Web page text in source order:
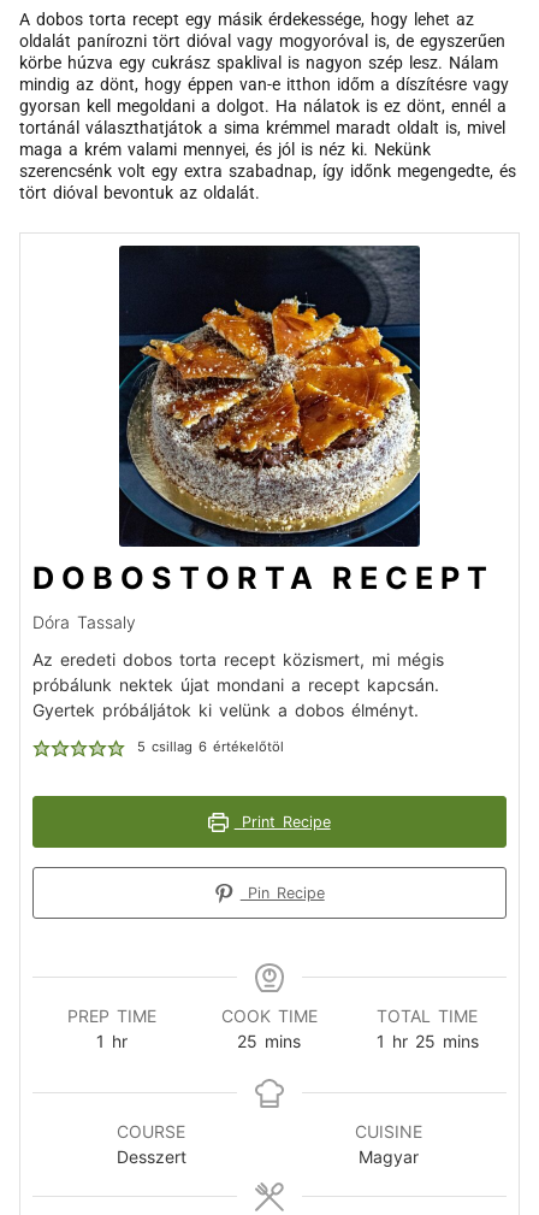
A dobos torta recept egy másik érdekessége, hogy lehet az
oldalát panírozni tört dióval vagy mogyoróval is, de egyszerűen
körbe húzva egy cukrász spaklival is nagyon szép lesz. Nálam
mindig az dönt, hogy éppen van-e itthon időm a díszítésre vagy
gyorsan kell megoldani a dolgot. Ha nálatok is ez dönt, ennél a
tortánál választhatjátok a sima krémmel maradt oldalt is, mivel
maga a krém valami mennyei, és jól is néz ki. Nekünk
szerencsénk volt egy extra szabadnap, így időnk megengedte, és
tört dióval bevontuk az oldalát.
DOBOSTORTA RECEPT
Dóra Tassaly
Az eredeti dobos torta recept közismert, mi mégis
próbálunk nektek újat mondani a recept kapcsán.
Gyertek próbáljátok ki velünk a dobos élményt.
5 csillag 6értékelőtöl
Print Recipe
Pin Recipe
PREP TIME
1 hr
COOK TIME
25 mins
TOTAL TIME
1 hr 25 mins
COURSE
Desszert
CUISINE
Magyar